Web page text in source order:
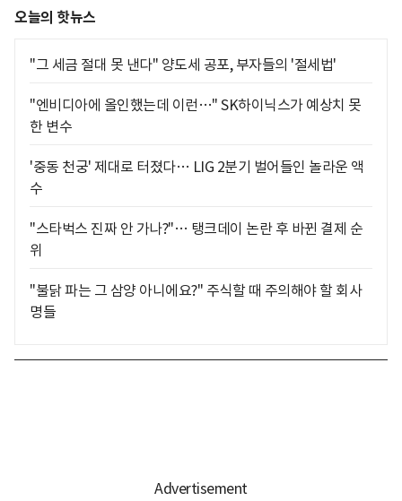
오늘의 핫뉴스
"그 세금 절대 못 낸다" 양도세 공포, 부자들의 '절세법'
"엔비디아에 올인했는데 이런…" SK하이닉스가 예상치 못
한 변수
'중동 천궁' 제대로 터졌다… LIG 2분기 벌어들인 놀라운 액
수
"스타벅스 진짜 안 가나?"… 탱크데이 논란 후 바뀐 결제 순
위
"불닭 파는 그 삼양 아니에요?" 주식할 때 주의해야 할 회사
명들